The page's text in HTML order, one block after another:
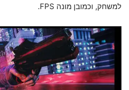
למשחק, וכמובן מונה FPS.